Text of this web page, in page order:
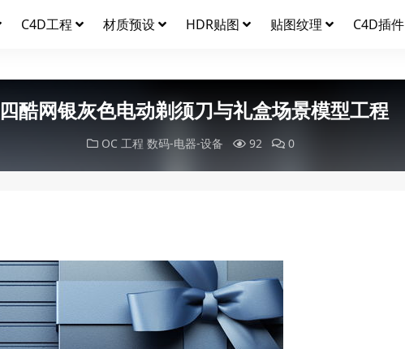
C4D工程 材质预设 HDR贴图 贴图纹理 C4D插件
四酷网银灰色电动剃须刀与礼盒场景模型工程
OC 工程 数码-电器-设备 92 0